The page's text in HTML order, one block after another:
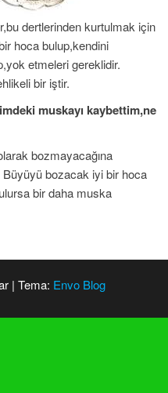
dertlerinden kurtulmak için
hoca bulup,kendini
etmeleri gereklidir.
bir iştir.
muskayı kaybettim,ne
bozmayacağına
bozacak iyi bir hoca
bir daha muska
| Tema: Envo Blog